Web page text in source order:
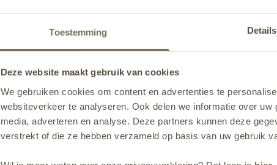
Toestemming Details
Deze website maakt gebruik van cookies
We gebruiken cookies om content en advertenties te
websiteverkeer te analyseren. Ook delen we informatie over
media, adverteren en analyse. Deze partners kunnen deze
verstrekt of die ze hebben verzameld op basis van uw gebruik